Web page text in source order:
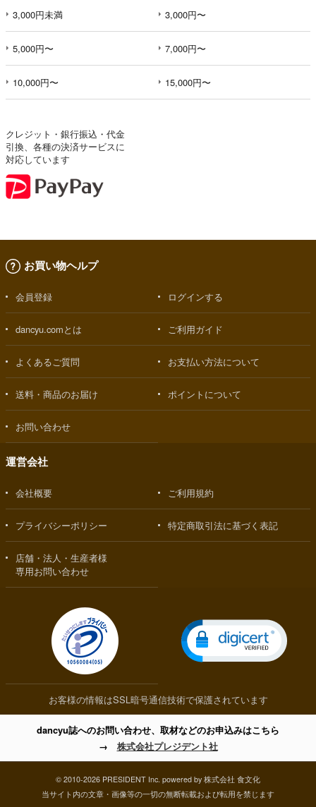
3,000円未満 3,000円〜
5,000円〜 7,000円〜
10,000円〜 15,000円〜
クレジット・銀行振込・代金
引換、各種の決済サービスに
対応しています
お買い物ヘルプ
会員登録 ログインする
dancyu.comとは ご利用ガイド
よくあるご質問 お支払い方法について
送料・商品のお届け ポイントについて
お問い合わせ
運営会社
会社概要 ご利用規約
プライバシーポリシー 特定商取引法に基づく表記
店舗・法人・生産者様
専用お問い合わせ
お客様の情報はSSL暗号通信技術で保護されています
dancyu誌へのお問い合わせ、取材などのお申込みはこちら
→ 株式会社プレジデント社
© 2010-2026 PRESIDENT Inc. powered by 株式会社 食文化
当サイト内の文章・画像等の一切の無断転載および転用を禁じます